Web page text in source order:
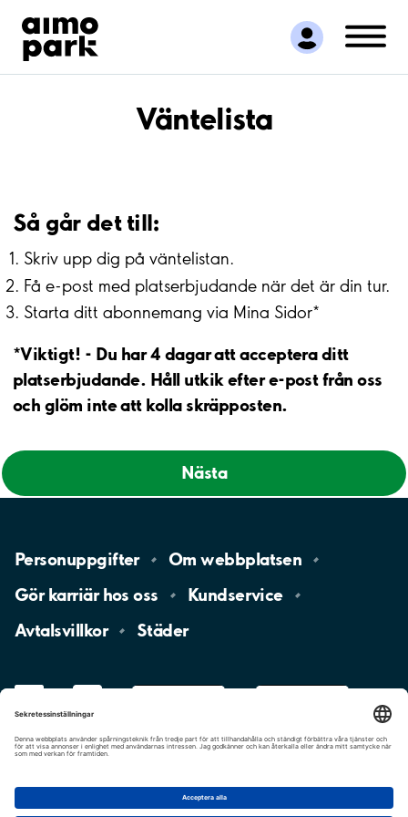
Hitta parkering
Samarbete
Kundservice
Om Aimo ParkVäntelista
Så går det till:
Skriv upp dig på väntelistan.
Få e-post med platserbjudande när det är din tur.
Starta ditt abonnemang via Mina Sidor*
*Viktigt! - Du har 4 dagar att acceptera ditt
platserbjudande. Håll utkik efter e-post från oss
och glöm inte att kolla skräpposten.
Nästa
Personuppgifter Omwebbplatsen
Gör karriär hososs
Kundservice
Avtalsvillkor
Städer